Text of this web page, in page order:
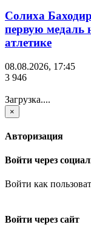
Солиха
первую медаль
атлетике
08.08.2026, 17:45
3 946
Загрузка....
×
Авторизация
Войти через
Войти как
Войти через сайт